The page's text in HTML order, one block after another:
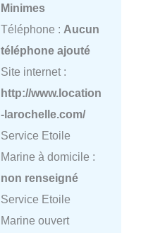
Minimes
Téléphone : Aucun
téléphone ajouté
Site internet :
http://www.location
-larochelle.com/
Service Etoile
Marine à domicile :
non renseigné
Service Etoile
Marine ouvert